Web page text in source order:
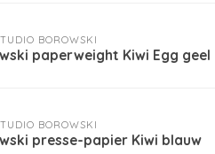
BOROWSKI
paperweight Kiwi Egg geel
BOROWSKI
presse-papier Kiwi blauw